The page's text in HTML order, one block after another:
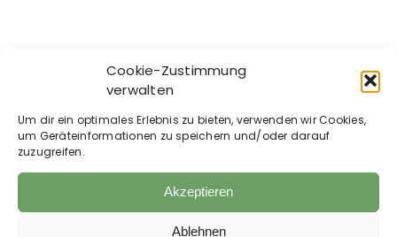
Cookie-Zustimmung
verwalten
Um dir ein optimales Erlebnis zu bieten, verwenden wir Cookies,
um Geräteinformationen zu speichern und/oder darauf
zuzugreifen.
Akzeptieren
Ablehnen
FORAN EQUINE –
Muscle-Max
24,95
24,95€/l
FORAN EQUINE –
Airvent
31,95€–25,98€/l
zzgl.Versandkosten